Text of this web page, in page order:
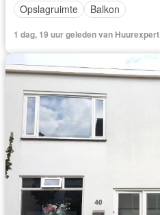
Opslagruimte
Balkon
1 dag, 19 uur geleden van Huurexpert